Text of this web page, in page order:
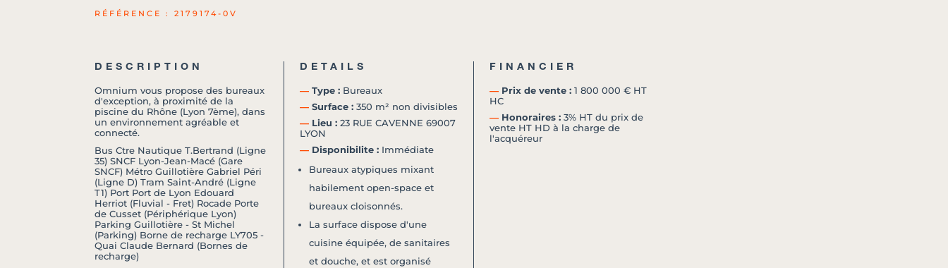
RÉFÉRENCE : 2179174-0V
DESCRIPTION
Omnium vous propose des bureaux
d'exception, à proximité de la
piscine du Rhône (Lyon 7ème), dans
un environnement agréable et
connecté.
Bus Ctre Nautique T.Bertrand (Ligne
35) SNCF Lyon-Jean-Macé (Gare
SNCF) Métro Guillotière Gabriel Péri
(Ligne D) Tram Saint-André (Ligne
T1) Port Port de Lyon Edouard
Herriot (Fluvial - Fret) Rocade Porte
de Cusset (Périphérique Lyon)
Parking Guillotière - St Michel
(Parking) Borne de recharge LY705 -
Quai Claude Bernard (Bornes de
recharge)
DETAILS
―Type :Bureaux
―Surface :350 m² non divisibles
―Lieu :23 RUE CAVENNE 69007
LYON
―Disponibilite :Immédiate
Bureaux atypiques mixant
habilement open-space et
bureaux cloisonnés.
La surface dispose d'une
cuisine équipée, de sanitaires
et douche, et est organisé
FINANCIER
―Prix de vente :1 800 000 € HT
HC
―Honoraires :3% HT du prix de
vente HT HD à la charge de
l'acquéreur